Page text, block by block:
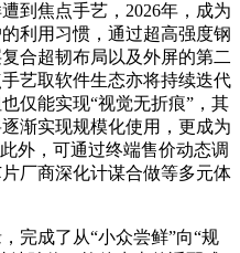
到焦点手艺，2026年，成为
利用习惯，通过超高强度钢
合超韧布局以及外屏的第二
艺取软件生态亦将持续迭代
仅能实现“视觉无折痕”，其
渐实现规模化使用，更成为
外，可通过终端售价动态调
厂商深化计谋合做等多元体
成了从“小众尝鲜”向“规